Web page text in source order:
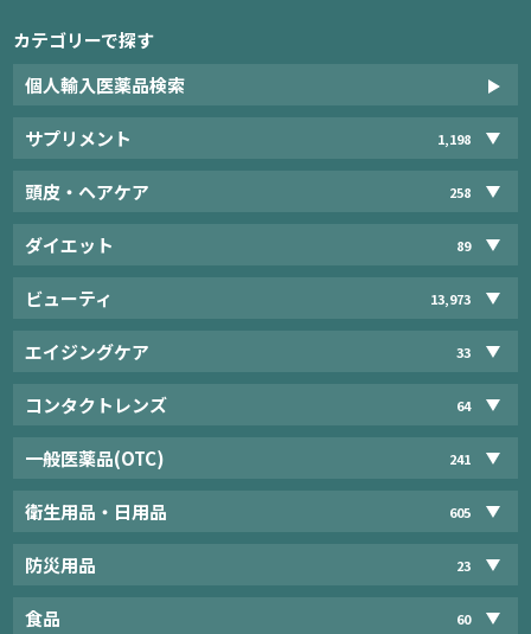
カテゴリーで探す
個人輸入医薬品検索
サプリメント 1,198
頭皮・ヘアケア 258
ダイエット 89
ビューティ 13,973
エイジングケア 33
コンタクトレンズ 64
一般医薬品(OTC) 241
衛生用品・日用品 605
防災用品 23
食品 60